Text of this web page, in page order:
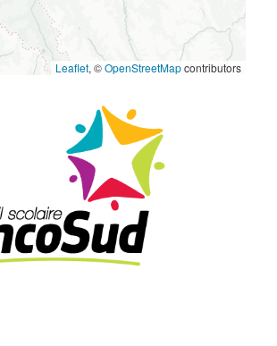
Leaflet, ©OpenStreetMapcontributors